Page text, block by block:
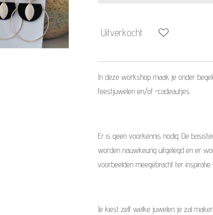
Uitverkocht
In deze workshop maak je onder
feestjuwelen en/of -cadeautjes.
Er is geen voorkennis nodig. De
worden nauwkeurig uitgelegd en er
voorbeelden meegebracht ter inspiratie.
Je kiest zelf welke juwelen je zal